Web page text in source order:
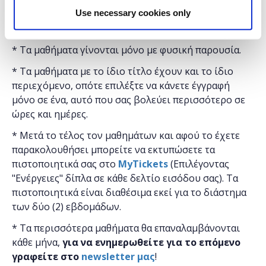
Use necessary cookies only
Ελλάς"και ησυμμετοχή για το κοινό
είναι δωρεάν.
* Τα μαθήματα γίνονται μόνο με φυσική παρουσία.
* Τα μαθήματα με το ίδιο τίτλο έχουν και το ίδιο
περιεχόμενο, οπότε επιλέξτε να κάνετε έγγραφή
μόνο σε ένα, αυτό που σας βολεύει περισσότερο σε
ώρες και ημέρες.
* Μετά το τέλος τον μαθημάτων και αφού το έχετε
παρακολουθήσει μπορείτε να εκτυπώσετε τα
πιστοποιητικά ​σας στο MyTickets(Επιλέγοντας
"Ενέργειες" δίπλα σε κάθε δελτίο εισόδου σας). Τα
πιστοποιητικά είναι διαθέσιμα εκεί για το διάστημα
των δύο (2) εβδομάδων.
* Τα περισσότερα μαθήματα θα επαναλαμβάνονται
κάθε μήνα, για να ενημερωθείτε για το επόμενο
γραφείτε στο newsletter μας!